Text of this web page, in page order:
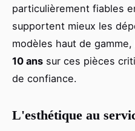
particulièrement fiables
supportent mieux les
modèles haut de gamme,
10 ans sur ces pièces
de confiance.
L'esthétique au